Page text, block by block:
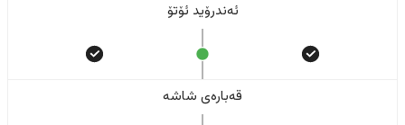
ئەندرۆید ئۆتۆ
قەبارەی شاشە